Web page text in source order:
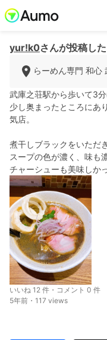
yur!k0さんが投稿し
らーめん専門 和心
武庫之荘駅から歩いて3分
少し奥まったところにあ
気店。
煮干しブラックをいただ
スープの色が濃く、味も
チャーシューも美味しかっ
いいね 12 件・コメント 0 件
5年前・117 views